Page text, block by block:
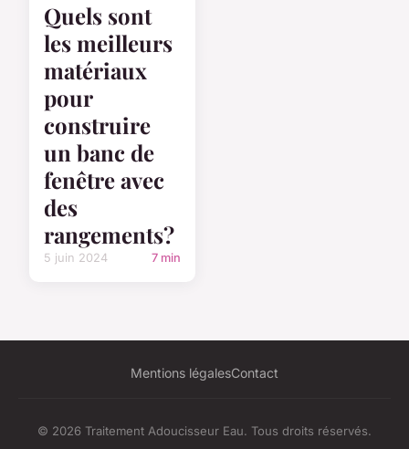
Quels sont
les meilleurs
matériaux
pour
construire
un banc de
fenêtre avec
des
rangements?
5 juin 2024 7 min
Mentions légalesContact
© 2026 Traitement Adoucisseur Eau. Tous droits réservés.